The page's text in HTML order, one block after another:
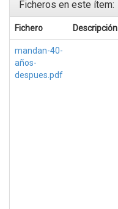
Ficheros en este ítem:
Fichero Descripción
mandan-40-
años-
despues.pdf